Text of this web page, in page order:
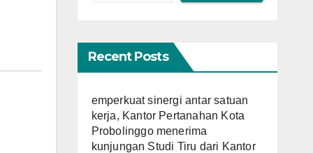
Recent Posts
emperkuat sinergi antar satuan
kerja, Kantor Pertanahan Kota
Probolinggo menerima
kunjungan Studi Tiru dari Kantor